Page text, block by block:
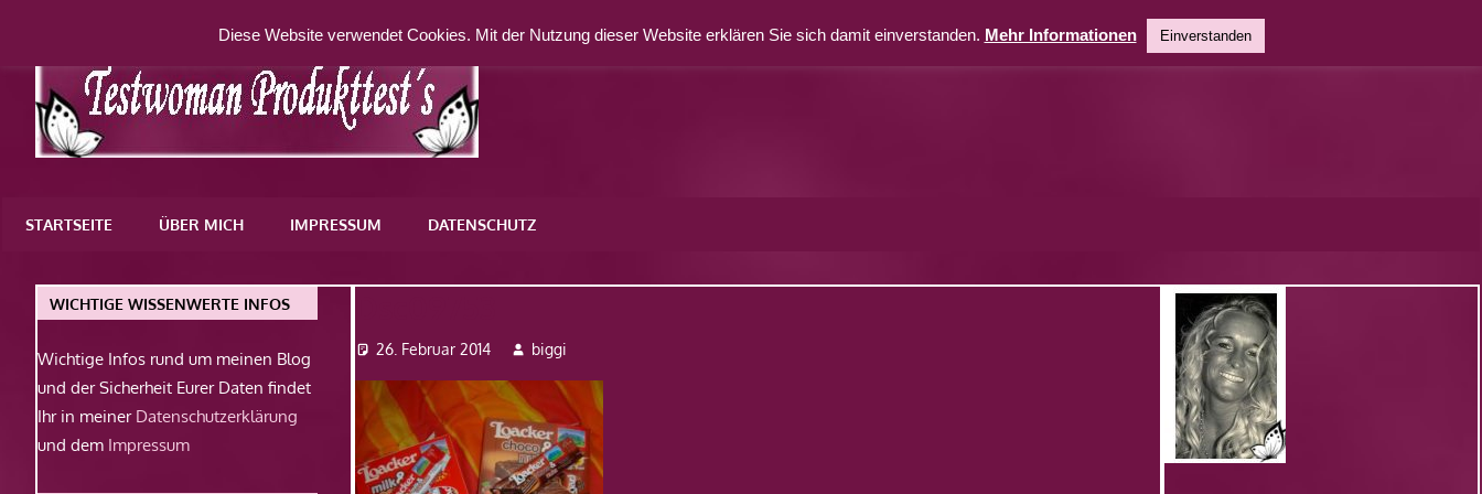
springen
WordPress-
STARTSEITE ÜBER MICH IMPRESSUM DATENSCHUTZ
26. Februar 2014 biggi
WICHTIGE WISSENWERTE INFOS
Wichtige Infos rund um meinen Blog
und der Sicherheit Eurer Daten findet
Ihr in meiner Datenschutzerklärung
und dem Impressum
Diese Website verwendet Cookies. Mit der Nutzung dieser Website erklären Sie sich damit einverstanden. Mehr Informationen Einverstanden